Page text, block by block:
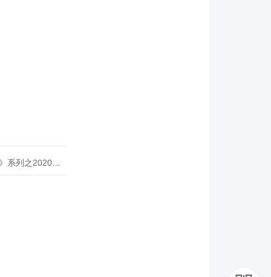
年度开源峰会